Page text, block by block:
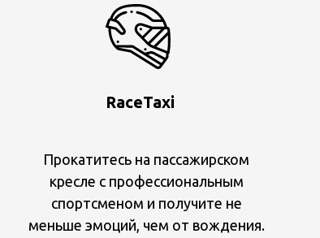
RaceTaxi
Прокатитесь на пассажирском
кресле с профессиональным
спортсменом и получите не
меньше эмоций, чем от вождения.